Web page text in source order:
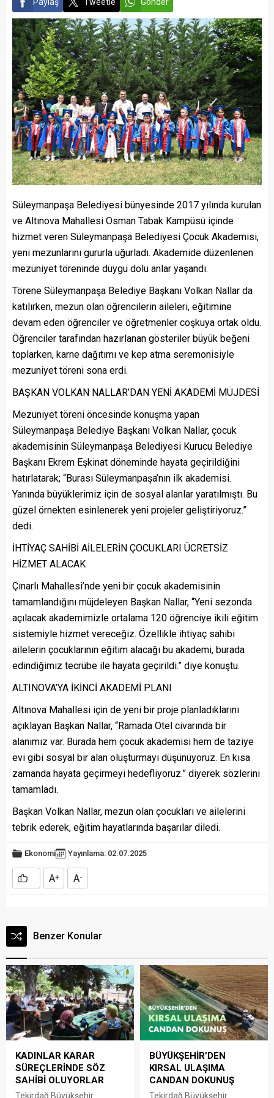
dağıtım programı,
Süleymanpaşa’da...
Paylaş Tweetle Gönder
Süleymanpaşa Belediyesi bünyesinde 2017 yılında kurulan
ve Altınova Mahallesi Osman Tabak Kampüsü içinde
hizmet veren Süleymanpaşa Belediyesi Çocuk Akademisi,
yeni mezunlarını gururla uğurladı. Akademide düzenlenen
mezuniyet töreninde duygu dolu anlar yaşandı.
Törene Süleymanpaşa Belediye Başkanı Volkan Nallar da
katılırken, mezun olan öğrencilerin aileleri, eğitimine
devam eden öğrenciler ve öğretmenler coşkuya ortak oldu.
Öğrenciler tarafından hazırlanan gösteriler büyük beğeni
toplarken, karne dağıtımı ve kep atma seremonisiyle
mezuniyet töreni sona erdi.
BAŞKAN VOLKAN NALLAR’DAN YENİ AKADEMİ MÜJDESİ
Mezuniyet töreni öncesinde konuşma yapan
Süleymanpaşa Belediye Başkanı Volkan Nallar, çocuk
akademisinin Süleymanpaşa Belediyesi Kurucu Belediye
Başkanı Ekrem Eşkinat döneminde hayata geçirildiğini
hatırlatarak; “Burası Süleymanpaşa’nın ilk akademisi.
Yanında büyüklerimiz için de sosyal alanlar yaratılmıştı. Bu
güzel örnekten esinlenerek yeni projeler geliştiriyoruz.”
dedi.
İHTİYAÇ SAHİBİ AİLELERİN ÇOCUKLARI ÜCRETSİZ
HİZMET ALACAK
Çınarlı Mahallesi’nde yeni bir çocuk akademisinin
tamamlandığını müjdeleyen Başkan Nallar, “Yeni sezonda
açılacak akademimizle ortalama 120 öğrenciye ikili eğitim
sistemiyle hizmet vereceğiz. Özellikle ihtiyaç sahibi
ailelerin çocuklarının eğitim alacağı bu akademi, burada
edindiğimiz tecrübe ile hayata geçirildi.” diye konuştu.
ALTINOVA’YA İKİNCİ AKADEMİ PLANI
Altınova Mahallesi için de yeni bir proje planladıklarını
açıklayan Başkan Nallar, “Ramada Otel civarında bir
alanımız var. Burada hem çocuk akademisi hem de taziye
evi gibi sosyal bir alan oluşturmayı düşünüyoruz. En kısa
zamanda hayata geçirmeyi hedefliyoruz.” diyerek sözlerini
tamamladı.
Başkan Volkan Nallar, mezun olan çocukları ve ailelerini
tebrik ederek, eğitim hayatlarında başarılar diledi.
Ekonomi Yayınlama: 02.07.2025
A+ A-
Benzer Konular
KADINLAR KARAR
SÜREÇLERİNDE SÖZ
SAHİBİ OLUYORLAR
Tekirdağ Büyükşehir
BÜYÜKŞEHİR’DEN
KIRSAL ULAŞIMA
CANDAN DOKUNUŞ
Tekirdağ Büyükşehir